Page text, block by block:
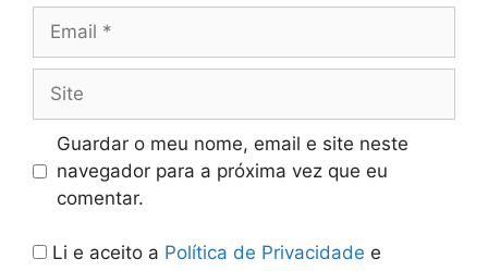
Guardar o meu nome, email e site neste
navegador para a próxima vez que eu
comentar.
Li e aceito a Política de Privacidade e